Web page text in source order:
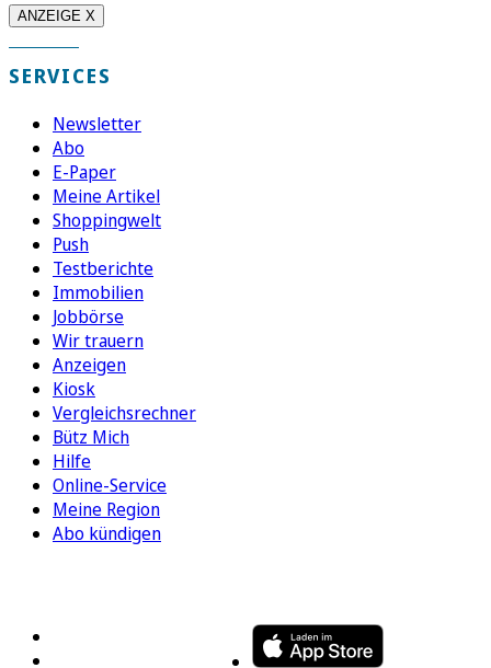
ANZEIGE X
SERVICES
Newsletter
Abo
E-Paper
Meine Artikel
Shoppingwelt
Push
Testberichte
Immobilien
Jobbörse
Wir trauern
Anzeigen
Kiosk
Vergleichsrechner
Bütz Mich
Hilfe
Online-Service
Meine Region
Abo kündigen